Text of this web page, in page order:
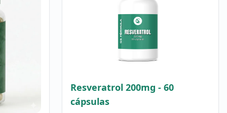
Resveratrol 200mg - 60
cápsulas